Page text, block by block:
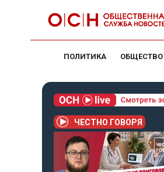
ПОЛИТИКА ОБЩЕСТВО
ЧЕСТНО ГОВОРЯ